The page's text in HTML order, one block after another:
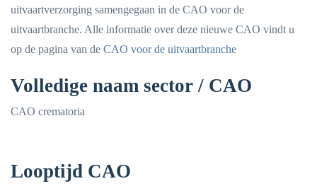
uitvaartverzorging samengegaan in de CAO voor de
uitvaartbranche. Alle informatie over deze nieuwe CAO vindt u
op de pagina van de CAO voor de uitvaartbranche
Volledige naam sector / CAO
CAO crematoria
Looptijd CAO